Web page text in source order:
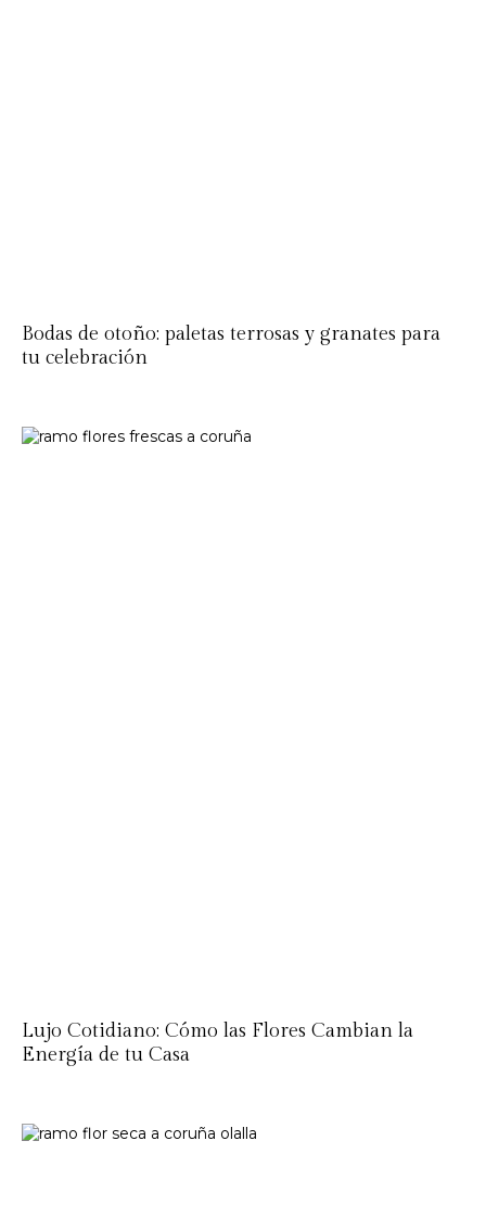
Bodas de otoño: paletas terrosas y granates para
tu celebración
Lujo Cotidiano: Cómo las Flores Cambian la
Energía de tu Casa